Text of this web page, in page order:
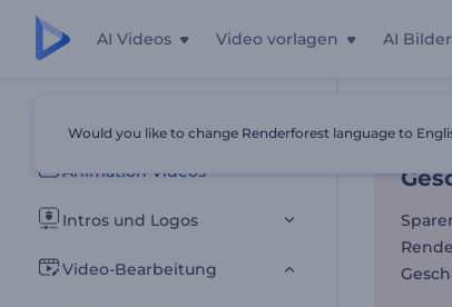
AI Videos Video vorlagen AI Bilder
Alle Vorlagen
Animation Videos
Intros und Logos
Video-Bearbeitung
Would you like to change Renderforest language to